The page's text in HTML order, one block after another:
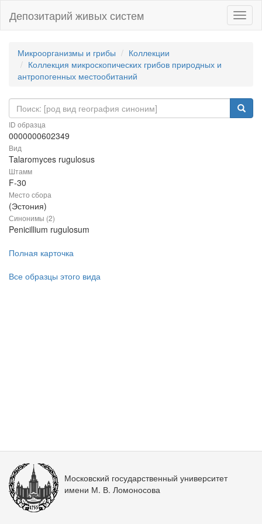
Депозитарий живых систем
Микроорганизмы и грибы
Коллекции
Коллекция микроскопических грибов природных и
антропогенных местообитаний
ID образца
0000000602349
Вид
Talaromyces rugulosus
Штамм
F-30
Место сбора
(Эстония)
Синонимы (2)
Penicillium rugulosum
Полная карточка
Все образцы этого вида
Московский государственный университет
имени М. В. Ломоносова